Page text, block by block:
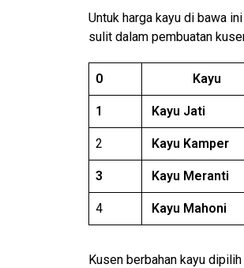
Untuk harga kayu di bawa
sulit dalam pembuatan
0 Kayu
1 Kayu Jati
2 Kayu Kamper
3 Kayu Meranti
4 Kayu Mahoni
Kusen berbahan kayu